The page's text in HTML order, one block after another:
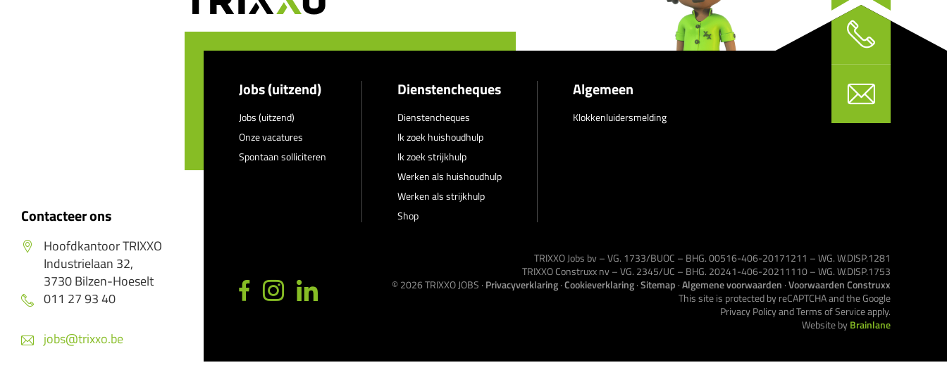
Contacteer ons
Hoofdkantoor TRIXXO
Industrielaan 32,
3730 Bilzen-Hoeselt
011 27 93 40
jobs@trixxo.be
Jobs (uitzend)
Jobs (uitzend)
Onze vacatures
Spontaan solliciteren
Dienstencheques
Dienstencheques
Ik zoek huishoudhulp
Ik zoek strijkhulp
Werken als huishoudhulp
Werken als strijkhulp
Shop
Algemeen
Klokkenluidersmelding
TRIXXO Jobs bv – VG. 1733/BUOC – BHG. 00516-406-20171211 – WG. W.DISP.1281
TRIXXO Construxx nv – VG. 2345/UC – BHG. 20241-406-20211110 – WG. W.DISP.1753
© 2026TRIXXO JOBS · Privacyverklaring·Cookieverklaring·Sitemap ·Algemene voorwaarden ·Voorwaarden Construxx
This site is protected by reCAPTCHA and the Google
Privacy PolicyandTerms of Serviceapply.
Website byBrainlane